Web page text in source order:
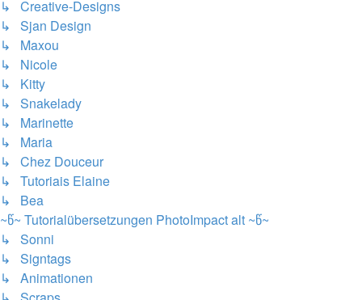
↳ Creative-Designs
↳ Sjan Design
↳ Maxou
↳ Nicole
↳ Kitty
↳ Snakelady
↳ Marinette
↳ Maria
↳ Chez Douceur
↳ Tutoriais Elaine
↳ Bea
~წ~ Tutorialübersetzungen PhotoImpact alt ~წ~
↳ Sonni
↳ Signtags
↳ Animationen